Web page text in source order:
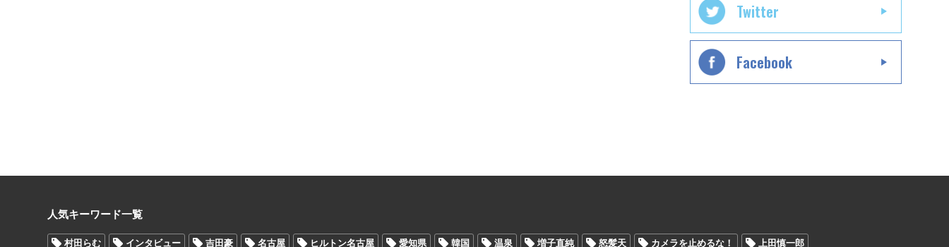
Twitter
Facebook
人気キーワード一覧
村田らむ インタビュー 吉田豪 名古屋 ヒルトン名古屋 愛知県 韓国 温泉 増子直純 怒髪天 カメラを止めるな！ 上田慎一郎